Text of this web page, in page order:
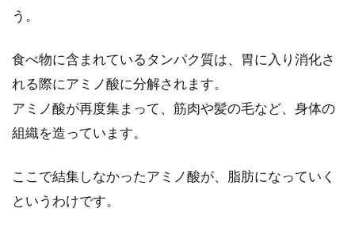
意外と知らないまぐろの栄養！お刺
身や丼もののカロリーは？
まぐろは、日本人の好きな魚のひとつです。お
刺身や丼もので食べると、本当に美味しいです
う。
食べ物に含まれているタンパク質は、胃に入り消化さ
れる際にアミノ酸に分解されます。
アミノ酸が再度集まって、筋肉や髪の毛など、身体の
組織を造っています。
ここで結集しなかったアミノ酸が、脂肪になっていく
というわけです。